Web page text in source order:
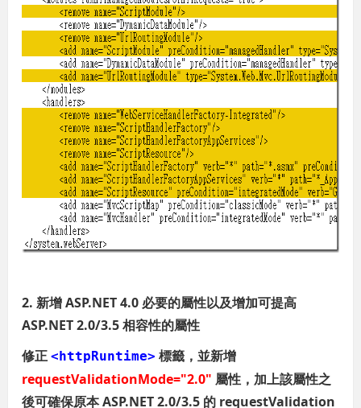
2. 新增 ASP.NET 4.0 必要的屬性以及增加可提高
ASP.NET 2.0/3.5 相容性的屬性
修正<httpRuntime> 標籤，並新增
requestValidationMode="2.0" 屬性，加上該屬性之
後可確保原本 ASP.NET 2.0/3.5 的 requestValidation